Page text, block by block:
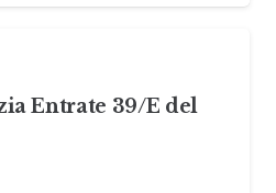
Entrate 39/E del